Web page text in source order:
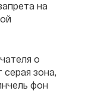
на
о
серая зона,
фон